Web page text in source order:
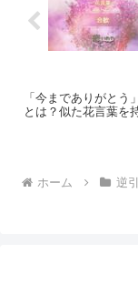
「今までありがとう
とは？似た花言葉を
ホーム 逆